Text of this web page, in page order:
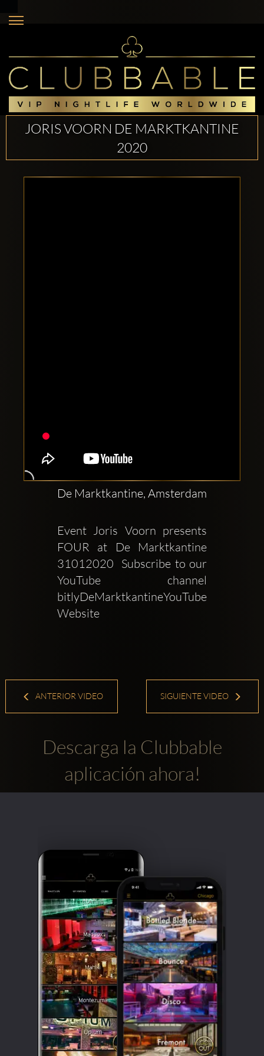
JORIS VOORN DE MARKTKANTINE
2020
De Marktkantine, Amsterdam
Event Joris Voorn presents
FOUR at De Marktkantine
31012020  Subscribe to our
YouTube channel
bitlyDeMarktkantineYouTube
Website
ANTERIOR VIDEO SIGUIENTE VIDEO
Descarga la Clubbable
aplicación ahora!